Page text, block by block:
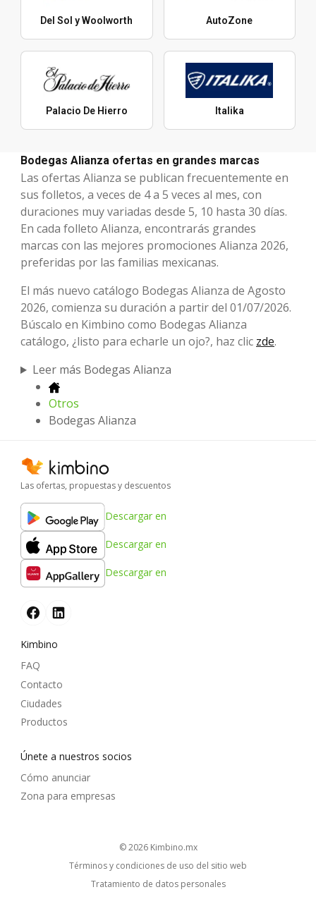
Del Sol y Woolworth AutoZone
Palacio De Hierro Italika
Bodegas Alianza ofertas en grandes marcas
Las ofertas Alianza se publican frecuentemente en
sus folletos, a veces de 4 a 5 veces al mes, con
duraciones muy variadas desde 5, 10 hasta 30 días.
En cada folleto Alianza, encontrarás grandes
marcas con las mejores promociones Alianza 2026,
preferidas por las familias mexicanas.
El más nuevo catálogo Bodegas Alianza de Agosto
2026, comienza su duración a partir del 01/07/2026.
Búscalo en Kimbino como Bodegas Alianza
catálogo, ¿listo para echarle un ojo?, haz clic zde.
Leer más Bodegas Alianza
Otros
Bodegas Alianza
Las ofertas, propuestas y descuentos
Descargar en
Descargar en
Descargar en
Kimbino
FAQ
Contacto
Ciudades
Productos
Únete a nuestros socios
Cómo anunciar
Zona para empresas
© 2026 kimbino.mx
Términos y condiciones de uso del sitio web
Tratamiento de datos personales